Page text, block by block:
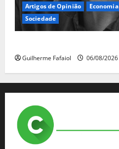
Artigos de Opinião Economia
Sociedade
Guilherme Fafaiol 06/08/2026